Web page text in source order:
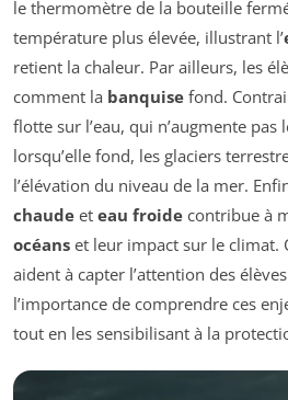
le thermomètre de la bouteille
température plus élevée, illustrant l’
retient la chaleur. Par ailleurs, les
comment la banquise fond.
flotte sur l’eau, qui n’augmente pas
lorsqu’elle fond, les glaciers
l’élévation du niveau de la mer.
chaude et eau froide contribue à
océans et leur impact sur le climat.
aident à capter l’attention des
l’importance de comprendre ces
tout en les sensibilisant à la